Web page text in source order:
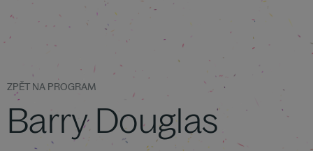
ZPĚT NA PROGRAM
Barry Douglas